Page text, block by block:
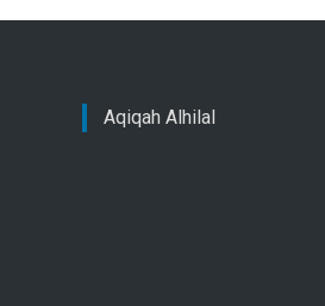
Aqiqah Alhilal